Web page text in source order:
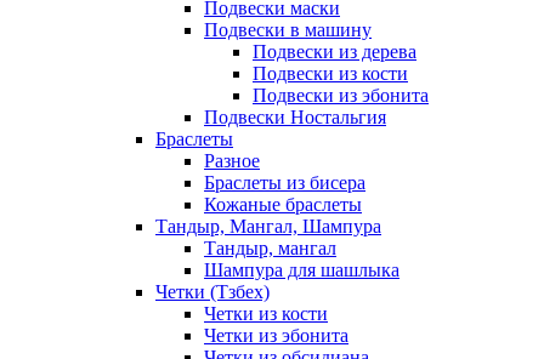
Подвески маски
Подвески в машину
Подвески из дерева
Подвески из кости
Подвески из эбонита
Подвески Ностальгия
Браслеты
Разное
Браслеты из бисера
Кожаные браслеты
Тандыр, Мангал, Шампура
Тандыр, мангал
Шампура для шашлыка
Четки (Тзбех)
Четки из кости
Четки из эбонита